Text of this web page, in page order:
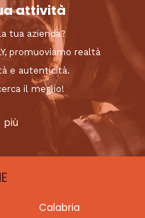
attività
tua azienda?
promuoviamo realtà
e autenticità.
il meglio!
più
Calabria